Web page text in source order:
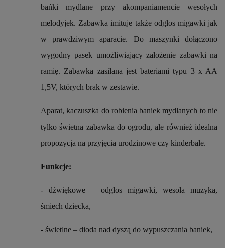
bańki mydlane przy akompaniamencie wesołych
melodyjek. Zabawka imituje także odgłos migawki jak
w prawdziwym aparacie. Do maszynki dołączono
wygodny pasek umożliwiający założenie zabawki na
ramię. Zabawka zasilana jest bateriami typu 3 x AA
1,5V, których brak w zestawie.
Aparat, kaczuszka do robienia baniek mydlanych to nie
tylko świetna zabawka do ogrodu, ale również idealna
propozycja na przyjęcia urodzinowe czy kinderbale.
Funkcje:
- dźwiękowe – odgłos migawki, wesoła muzyka,
śmiech dziecka,
- świetlne – dioda nad dyszą do wypuszczania baniek,